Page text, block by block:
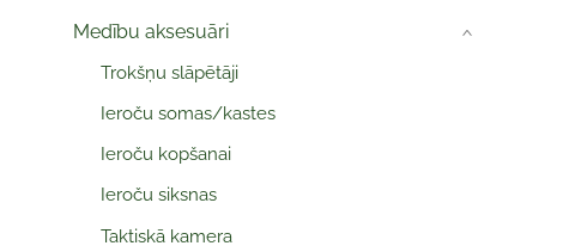
Medību aksesuāri
Trokšņu slāpētāji
Ieroču somas/kastes
Ieroču kopšanai
Ieroču siksnas
Taktiskā kamera
›